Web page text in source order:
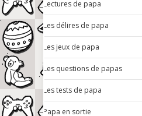
Lectures de papa
Les délires de papa
Les jeux de papa
Les questions de papas
Les tests de papa
Papa en sortie